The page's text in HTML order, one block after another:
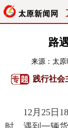
经济
旅游
路
来源： 太原
践行社会
12月25日18